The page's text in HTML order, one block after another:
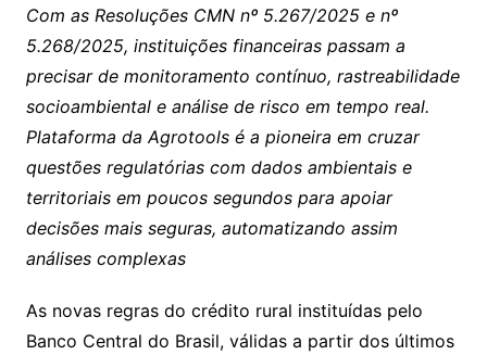
Com as Resoluções CMN nº 5.267/2025 e nº
5.268/2025, instituições financeiras passam a
precisar de monitoramento contínuo, rastreabilidade
socioambiental e análise de risco em tempo real.
Plataforma da Agrotools é a pioneira em cruzar
questões regulatórias com dados ambientais e
territoriais em poucos segundos para apoiar
decisões mais seguras, automatizando assim
análises complexas
As novas regras do crédito rural instituídas pelo
Banco Central do Brasil, válidas a partir dos últimos